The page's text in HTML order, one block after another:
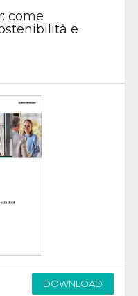
come
e
DOWNLOAD